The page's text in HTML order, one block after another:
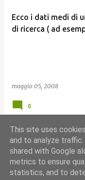
Ecco i dati medi di
di ricerca ( ad
maggio 05, 2008
0
This site uses
and to analyze traffic.
shared with Google
metrics to ensure
statistics, and to